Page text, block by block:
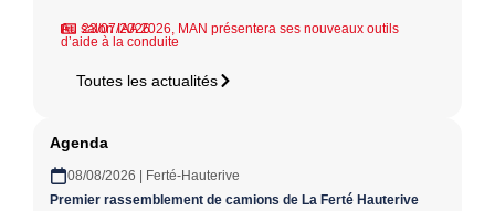
23/07/2026
Au salon IAA 2026, MAN présentera ses nouveaux outils
d’aide à la conduite
Toutes les actualités
Agenda
08/08/2026 | Ferté-Hauterive
Premier rassemblement de camions de La Ferté Hauterive